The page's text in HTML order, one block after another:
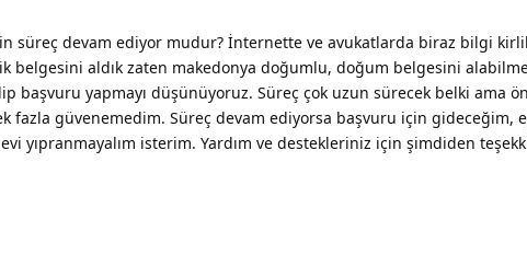
süreç devam ediyor mudur? İnternette ve avukatlarda biraz bilgi
belgesini aldık zaten makedonya doğumlu, doğum belgesini
başvuru yapmayı düşünüyoruz. Süreç çok uzun sürecek belki ama
fazla güvenemedim. Süreç devam ediyorsa başvuru için gideceğim,
yıpranmayalım isterim. Yardım ve destekleriniz için şimdiden